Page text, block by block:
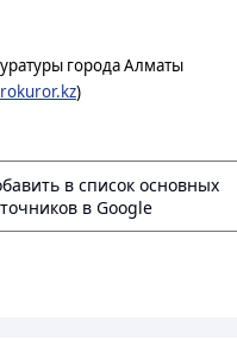
города Алматы
)
в список основных
в Google